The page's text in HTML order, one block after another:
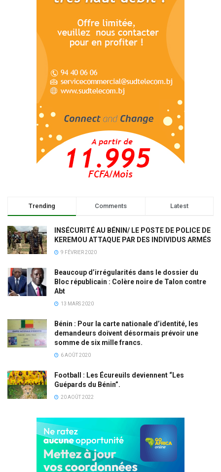
Trending Comments Latest
INSÉCURITÉ AU BÉNIN/ LE POSTE DE POLICE DE
KEREMOU ATTAQUE PAR DES INDIVIDUS ARMÉS
9 FÉVRIER 2020
Beaucoup d’irrégularités dans le dossier du
Bloc républicain : Colère noire de Talon contre
Abt
13 MARS 2020
Bénin : Pour la carte nationale d’identité, les
demandeurs doivent désormais prévoir une
somme de six mille francs.
6 AOÛT 2020
Football : Les Écureuils deviennent “Les
Guépards du Bénin”.
20 AOÛT 2022